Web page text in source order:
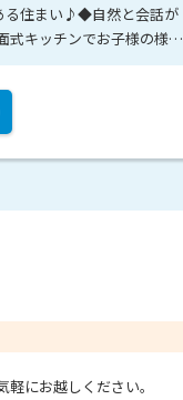
る住まい♪◆自然と会話が
キッチンでお子様の様子
軽にお越しください。